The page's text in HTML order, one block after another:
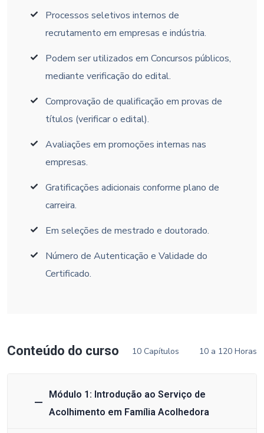
Processos seletivos internos de
recrutamento em empresas e indústria.
Podem ser utilizados em Concursos públicos,
mediante verificação do edital.
Comprovação de qualificação em provas de
títulos (verificar o edital).
Avaliações em promoções internas nas
empresas.
Gratificações adicionais conforme plano de
carreira.
Em seleções de mestrado e doutorado.
Número de Autenticação e Validade do
Certificado.
Conteúdo do curso 10 Capítulos 10 a 120 Horas
Módulo 1: Introdução ao Serviço de
Acolhimento em Família Acolhedora